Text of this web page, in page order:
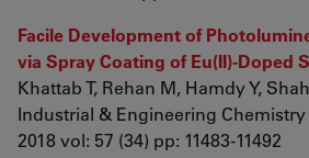
Facile Development of
via Spray Coating of Eu(II)-Doped
Khattab T, Rehan M, Hamdy Y,
Industrial & Engineering Chemistry
2018 vol: 57 (34) pp: 11483-11492